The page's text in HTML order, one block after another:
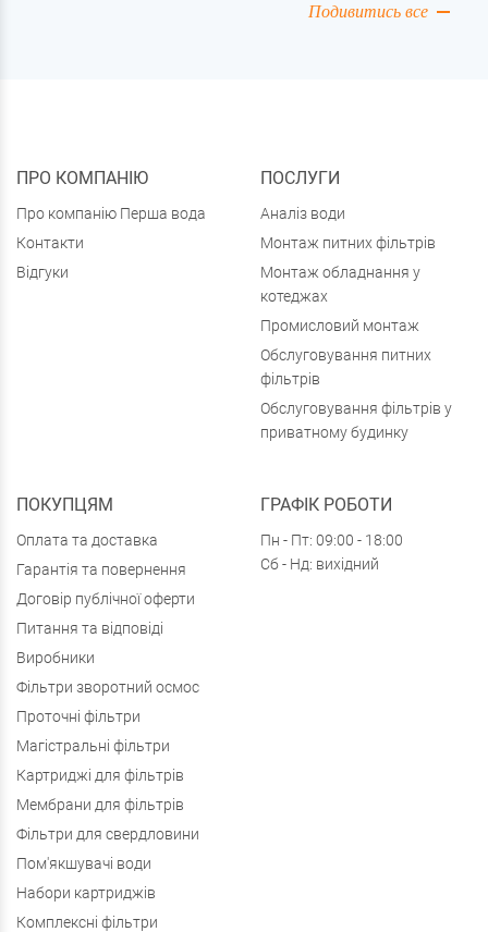
Подивитись все
ПРО КОМПАНІЮ
Про компанію Перша вода
Контакти
Відгуки
ПОСЛУГИ
Аналіз води
Монтаж питних фільтрів
Монтаж обладнання у
котеджах
Промисловий монтаж
Обслуговування питних
фільтрів
Обслуговування фільтрів у
приватному будинку
ПОКУПЦЯМ
Оплата та доставка
Гарантія та повернення
Договір публічної оферти
Питання та відповіді
Виробники
Фільтри зворотний осмос
Проточні фільтри
Магістральні фільтри
Картриджі для фільтрів
Мембрани для фільтрів
Фільтри для свердловини
Пом'якшувачі води
Набори картриджів
Комплексні фільтри
ГРАФІК РОБОТИ
Пн - Пт: 09:00 - 18:00
Сб - Нд: вихідний